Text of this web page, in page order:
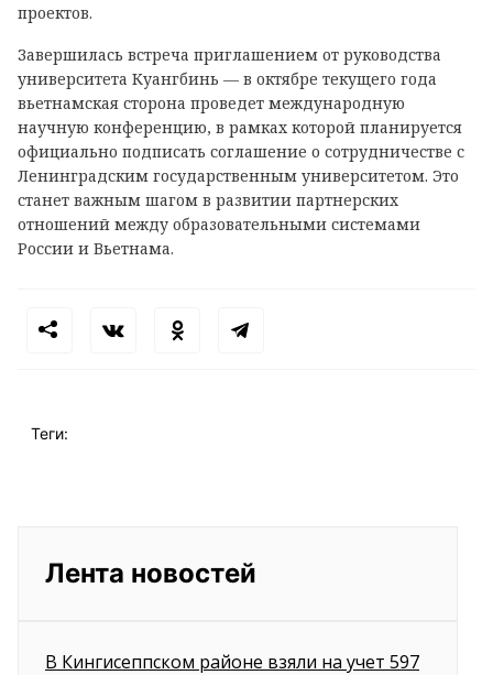
проектов.
Завершилась встреча приглашением от руководства
университета Куангбинь — в октябре текущего года
вьетнамская сторона проведет международную
научную конференцию, в рамках которой планируется
официально подписать соглашение о сотрудничестве с
Ленинградским государственным университетом. Это
станет важным шагом в развитии партнерских
отношений между образовательными системами
России и Вьетнама.
Теги:
Лента новостей
В Кингисеппском районе взяли на учет 597